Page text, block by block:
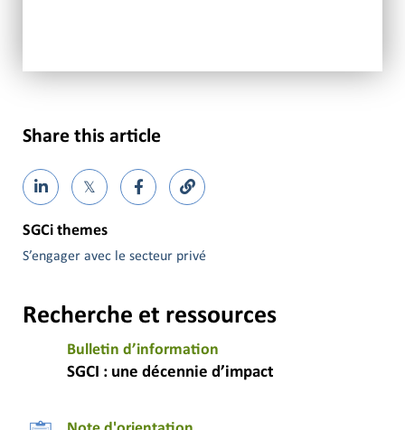
Share this article
𝕏
SGCi themes
S’engager avec le secteur privé
Recherche et ressources
Bulletin d’information
SGCI : une décennie d’impact